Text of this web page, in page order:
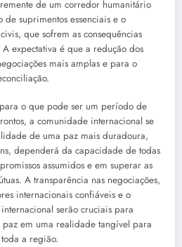
de um corredor humanitário
suprimentos essenciais e o
que sofrem as consequências
expectativa é que a redução dos
mais amplas e para o
o que pode ser um período de
a comunidade internacional se
de uma paz mais duradoura,
dependerá da capacidade de todas
assumidos e em superar as
A transparência nas negociações,
internacionais confiáveis e o
serão cruciais para
em uma realidade tangível para
a região.